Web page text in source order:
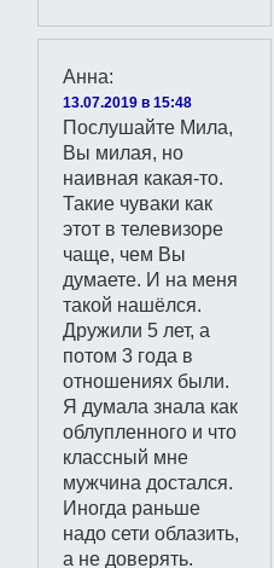
Анна:
13.07.2019 в 15:48
Послушайте Мила,
Вы милая, но
наивная какая-то.
Такие чуваки как
этот в телевизоре
чаще, чем Вы
думаете. И на меня
такой нашёлся.
Дружили 5 лет, а
потом 3 года в
отношениях были.
Я думала знала как
облупленного и что
классный мне
мужчина достался.
Иногда раньше
надо сети облазить,
а не доверять.